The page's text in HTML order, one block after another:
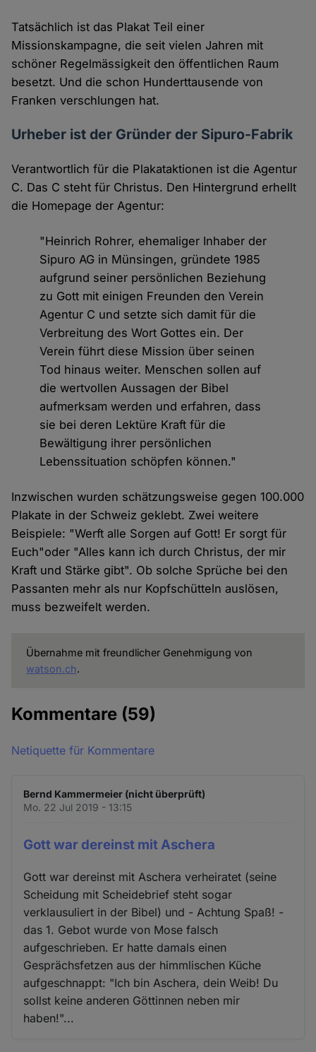
Tatsächlich ist das Plakat Teil einer
Missionskampagne, die seit vielen Jahren mit
schöner Regelmässigkeit den öffentlichen Raum
besetzt. Und die schon Hunderttausende von
Franken verschlungen hat.
Urheber ist der Gründer der Sipuro-Fabrik
Verantwortlich für die Plakataktionen ist die Agentur
C. Das C steht für Christus. Den Hintergrund erhellt
die Homepage der Agentur:
"Heinrich Rohrer, ehemaliger Inhaber der
Sipuro AG in Münsingen, gründete 1985
aufgrund seiner persönlichen Beziehung
zu Gott mit einigen Freunden den Verein
Agentur C und setzte sich damit für die
Verbreitung des Wort Gottes ein. Der
Verein führt diese Mission über seinen
Tod hinaus weiter. Menschen sollen auf
die wertvollen Aussagen der Bibel
aufmerksam werden und erfahren, dass
sie bei deren Lektüre Kraft für die
Bewältigung ihrer persönlichen
Lebenssituation schöpfen können."
Inzwischen wurden schätzungsweise gegen 100.000
Plakate in der Schweiz geklebt. Zwei weitere
Beispiele: "Werft alle Sorgen auf Gott! Er sorgt für
Euch"oder "Alles kann ich durch Christus, der mir
Kraft und Stärke gibt". Ob solche Sprüche bei den
Passanten mehr als nur Kopfschütteln auslösen,
muss bezweifelt werden.
Übernahme mit freundlicher Genehmigung von
watson.ch.
Kommentare (59)
Netiquette für Kommentare
Bernd Kammermeier (nicht überprüft)
Mo. 22 Jul 2019 - 13:15
Gott war dereinst mit Aschera
Gott war dereinst mit Aschera verheiratet (seine
Scheidung mit Scheidebrief steht sogar
verklausuliert in der Bibel) und - Achtung Spaß! -
das 1. Gebot wurde von Mose falsch
aufgeschrieben. Er hatte damals einen
Gesprächsfetzen aus der himmlischen Küche
aufgeschnappt: "Ich bin Aschera, dein Weib! Du
sollst keine anderen Göttinnen neben mir
haben!"...